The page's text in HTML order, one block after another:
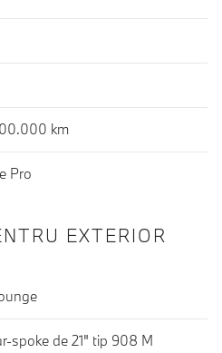
km
Pro
EXTERIOR
spoke de 21" tip 908 M